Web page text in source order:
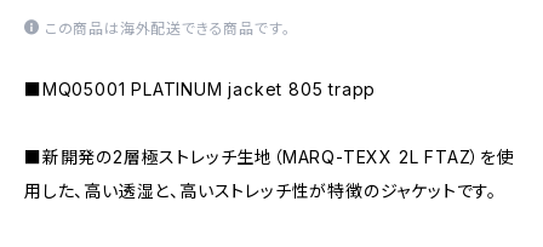
この商品は海外配送できる商品です。
■MQ05001 PLATINUM jacket 805 trapp
■新開発の2層極ストレッチ生地（MARQ-TEXX 2L FTAZ）を使
用した、高い透湿と、高いストレッチ性が特徴のジャケットです。